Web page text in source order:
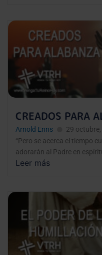
CREADOS PARA
Arnold Enns
29
“Pero se acerca el tiempo
adorarán al Padre en
Leer más